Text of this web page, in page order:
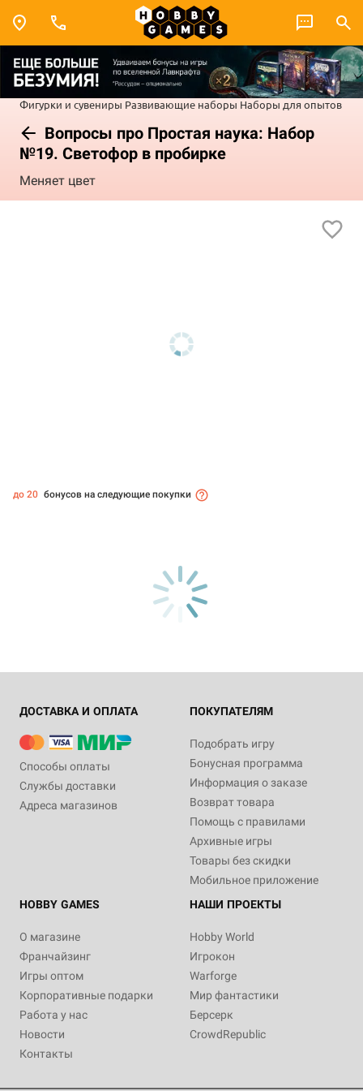
Фигурки и сувениры Развивающие наборы Наборы для опытов
Вопросы про Простая наука: Набор
№19. Светофор в пробирке
Меняет цвет
до 20 бонусов на следующие покупки
ДОСТАВКА И ОПЛАТА
Способы оплаты
Службы доставки
Адреса магазинов
ПОКУПАТЕЛЯМ
Подобрать игру
Бонусная программа
Информация о заказе
Возврат товара
Помощь с правилами
Архивные игры
Товары без скидки
Мобильное приложение
HOBBY GAMES
О магазине
Франчайзинг
Игры оптом
Корпоративные подарки
Работа у нас
Новости
Контакты
НАШИ ПРОЕКТЫ
Hobby World
Игрокон
Warforge
Мир фантастики
Берсерк
CrowdRepublic